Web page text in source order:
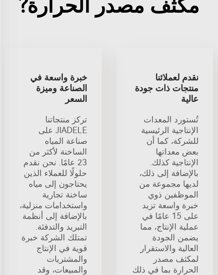
مكثف مصدر الحرارة?
نقدم لعملائنا
منتجات ذات جودة
عالية
تُستورد المعدات
الإنتاجية الرئيسية
للشركة، كما أن
بعض معداتها
الإنتاجية كذلك.
بالإضافة إلى ذلك،
لديها مجموعة من
الموظفين ذوي
خبرة واسعة تزيد
على 15 عامًا في
عملية الإنتاج، مما
يضمن الجودة
العالية والاستقرار
لمكثف مصدر
الحرارة بما في ذلك
خبرة واسعة في
الصناعة وميزة
السعر
تركز منتجاتنا
JIADELE على
صناعة المياه
الساخنة لأكثر من
23 عامًا. نحن نقدم
حلولًا للعملاء الذين
يحتاجون إلى مياه
ساخنة تجارية
واستخدامات منزلية،
بالإضافة إلى أنظمة
التبريد والتدفئة.
تمتلك الشركة خبرة
قوية في الإنتاج
والمشتريات
والمبيعات، وقد